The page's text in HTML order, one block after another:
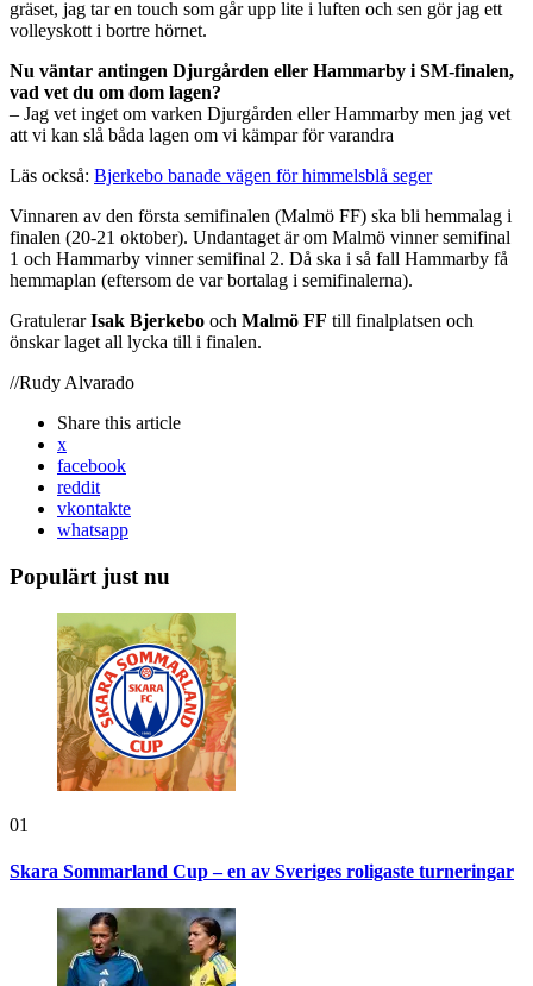
gräset, jag tar en touch som går upp lite i luften och sen gör jag ett
volleyskott i bortre hörnet.
Nu väntar antingen Djurgården eller Hammarby i SM-finalen,
vad vet du om dom lagen?
– Jag vet inget om varken Djurgården eller Hammarby men jag vet
att vi kan slå båda lagen om vi kämpar för varandra
Läs också: Bjerkebo banade vägen för himmelsblå seger
Vinnaren av den första semifinalen (Malmö FF) ska bli hemmalag i
finalen (20-21 oktober). Undantaget är om Malmö vinner semifinal
1 och Hammarby vinner semifinal 2. Då ska i så fall Hammarby få
hemmaplan (eftersom de var bortalag i semifinalerna).
GratulerarIsak Bjerkebo och Malmö FF till finalplatsen och
önskar laget all lycka till i finalen.
//Rudy Alvarado
Share this article
x
facebook
reddit
vkontakte
whatsapp
Populärt just nu
01
Skara Sommarland Cup – en av Sveriges roligaste turneringar